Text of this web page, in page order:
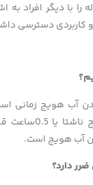
را با دیگر افراد
کاربردی دسترسی
آب هویج زمانی
است. نوشیدن آب
آب هویج است.
دارد؟